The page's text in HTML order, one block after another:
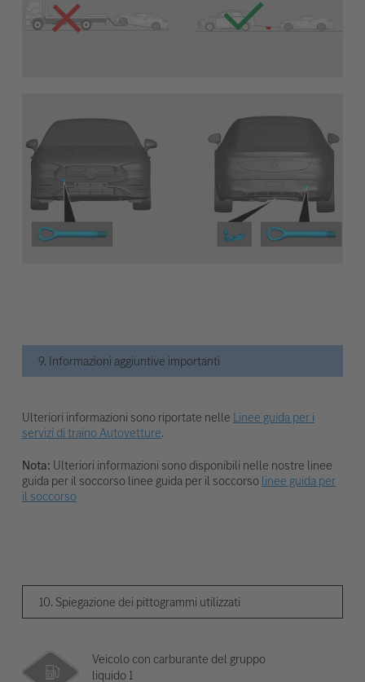
9. Informazioni aggiuntive importanti
Ulteriori informazioni sono riportate nelle Linee guida per i
servizi di traino Autovetture.
Nota: Ulteriori informazioni sono disponibili nelle nostre linee
guida per il soccorso linee guida per il soccorsolinee guida per
il soccorso
10. Spiegazione dei pittogrammi utilizzati
Veicolo con carburante del gruppo
liquido 1